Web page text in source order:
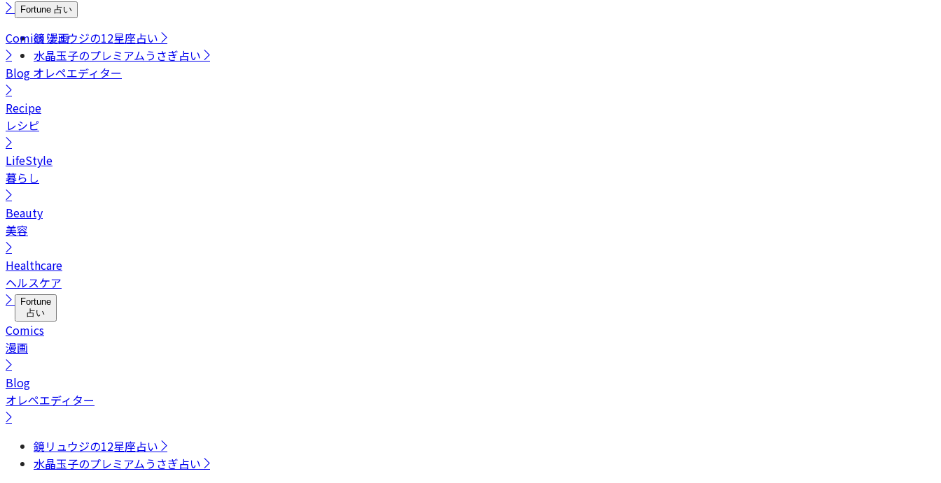
Fortune 占い
鏡リュウジの12星座占い
水晶玉子のプレミアムうさぎ占い
Comics漫画
Blog オレペエディター
Recipe
レシピ
LifeStyle
暮らし
Beauty
美容
Healthcare
ヘルスケア
Fortune
占い
Comics
漫画
Blog
オレペエディター
鏡リュウジの12星座占い
水晶玉子のプレミアムうさぎ占い